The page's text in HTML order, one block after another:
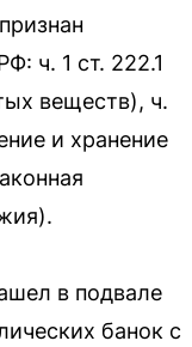
ч. 1 ст. 222.1
веществ), ч.
и хранение
в подвале
банок с